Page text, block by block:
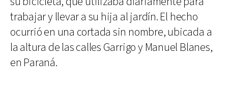
trabajar y llevar a su hija al jardín. El hecho
ocurrió en una cortada sin nombre, ubicada a
la altura de las calles Garrigo y Manuel Blanes,
en Paraná.